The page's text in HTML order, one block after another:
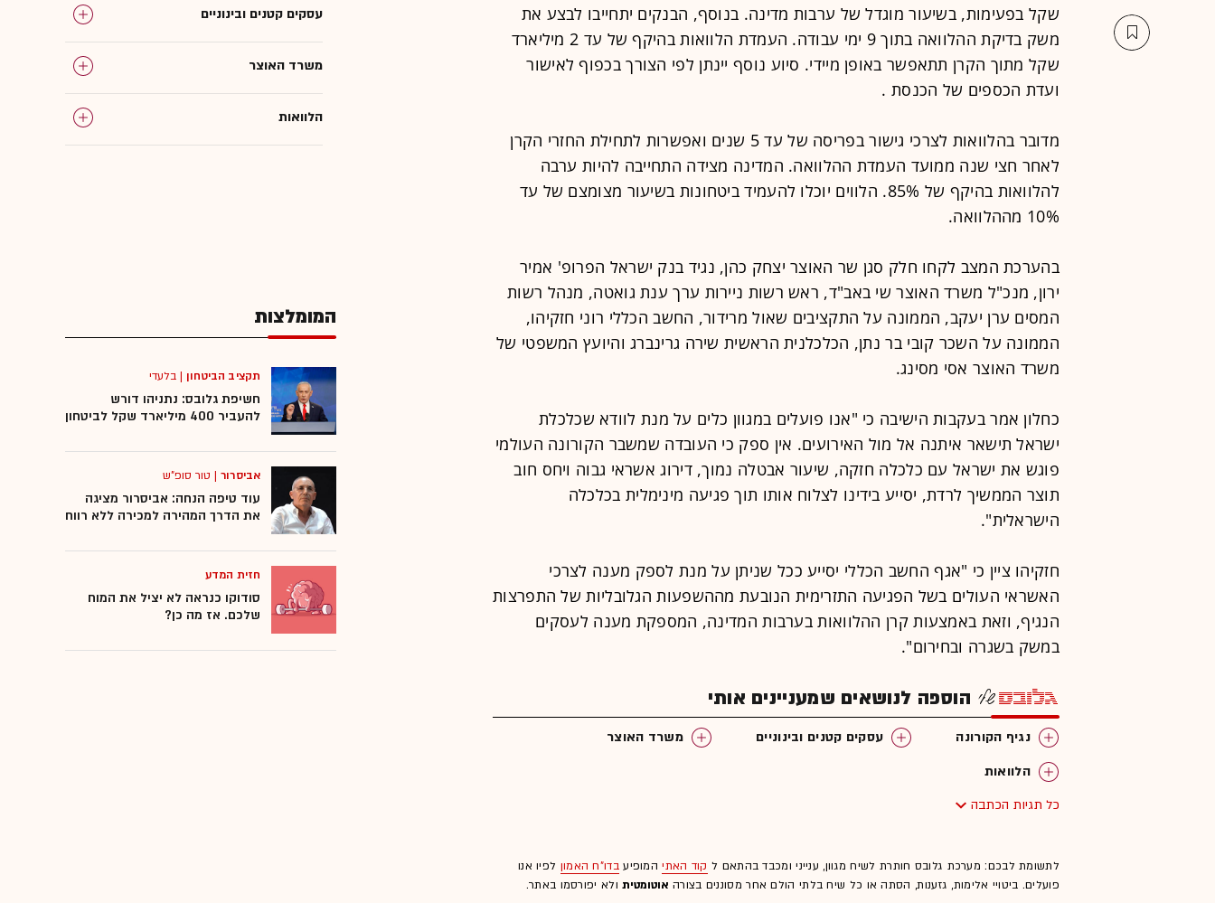
שקל בפעימות, בשיעור מוגדל של ערבות מדינה. בנוסף, הבנקים יתחייבו לבצע את
משק בדיקת ההלוואה בתוך 9 ימי עבודה. העמדת הלוואות בהיקף של עד 2 מיליארד
שקל מתוך הקרן תתאפשר באופן מיידי. סיוע נוסף יינתן לפי הצורך בכפוף לאישור
ועדת הכספים של הכנסת .
מדובר בהלוואות לצרכי גישור בפריסה של עד 5 שנים ואפשרות לתחילת החזרי הקרן
לאחר חצי שנה ממועד העמדת ההלוואה. המדינה מצידה התחייבה להיות ערבה
להלוואות בהיקף של 85%. הלווים יוכלו להעמיד ביטחונות בשיעור מצומצם של עד
10% מההלוואה.
בהערכת המצב לקחו חלק סגן שר האוצר יצחק כהן, נגיד בנק ישראל הפרופ' אמיר
ירון, מנכ"ל משרד האוצר שי באב"ד, ראש רשות ניירות ערך ענת גואטה, מנהל רשות
המסים ערן יעקב, הממונה על התקציבים שאול מרידור, החשב הכללי רוני חזקיהו,
הממונה על השכר קובי בר נתן, הכלכלנית הראשית שירה גרינברג והיועץ המשפטי של
משרד האוצר אסי מסינג.
כחלון אמר בעקבות הישיבה כי "אנו פועלים במגוון כלים על מנת לוודא שכלכלת
ישראל תישאר איתנה אל מול האירועים. אין ספק כי העובדה שמשבר הקורונה העולמי
פוגש את ישראל עם כלכלה חזקה, שיעור אבטלה נמוך, דירוג אשראי גבוה ויחס חוב
תוצר הממשיך לרדת, יסייע בידינו לצלוח אותו תוך פגיעה מינימלית בכלכלה
הישראלית".
חזקיהו ציין כי "אגף החשב הכללי יסייע ככל שניתן על מנת לספק מענה לצרכי
האשראי העולים בשל הפגיעה התזרימית הנובעת מההשפעות הגלובליות של התפרצות
הנגיף, וזאת באמצעות קרן ההלוואות בערבות המדינה, המספקת מענה לעסקים
במשק בשגרה ובחירום".
הוספה לנושאים שמעניינים אותי
נגיף הקורונה עסקים קטנים ובינוניים
משרד האוצר
הלוואות
כל תגיות הכתבה
לתשומת לבכם: מערכת גלובס חותרת לשיח מגוון, ענייני ומכבד בהתאם ל קוד האתיהמופיעבדו"ח האמון לפיו אנו
פועלים. ביטויי אלימות, גזענות, הסתה או כל שיח בלתי הולם אחר מסוננים בצורה אוטומטיתולא יפורסמו באתר.
עסקים קטנים ובינוניים
משרד האוצר
הלוואות
המומלצות
תקציב הביטחון |בלעדי
חשיפת גלובס: נתניהו דורש
להעביר 400 מיליארד שקל לביטחון
אביסרור| טור סופ"ש
עוד טיפה הנחה: אביסרור מציגה
את הדרך המהירה למכירה ללא רווח
חזית המדע
סודוקו כנראה לא יציל את המוח
שלכם. אז מה כן?